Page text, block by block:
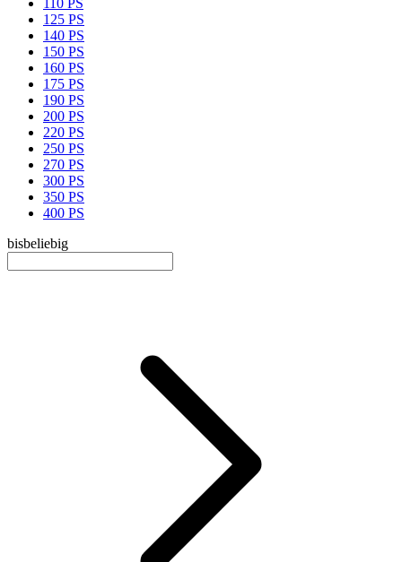
110 PS
125 PS
140 PS
150 PS
160 PS
175 PS
190 PS
200 PS
220 PS
250 PS
270 PS
300 PS
350 PS
400 PS
bisbeliebig